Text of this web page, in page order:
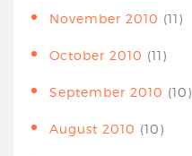
November 2010 (11)
October 2010 (11)
September 2010 (10)
August 2010 (10)